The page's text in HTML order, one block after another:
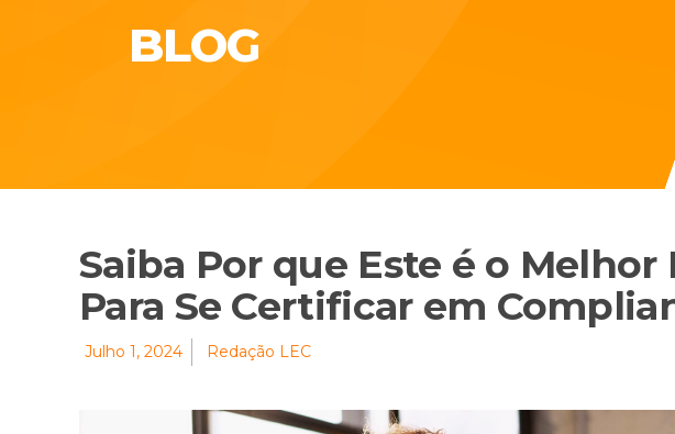
BLOG
Saiba Por que Este é o
Para Se Certificar em
Julho 1, 2024 Redação LEC